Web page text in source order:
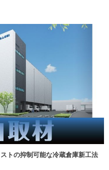
トの抑制可能な冷蔵倉庫新工法